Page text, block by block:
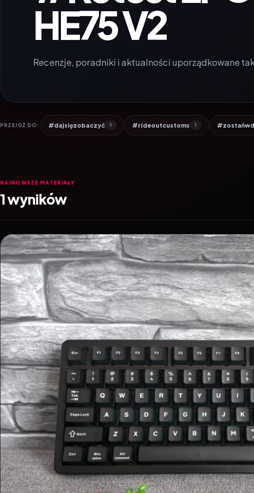
HE75 V2
Recenzje, poradniki i aktualności uporządkowane
PRZEJDŹ DO: #dajsięzobaczyć 1 #rideoutcustoms 1
NAJNOWSZE MATERIAŁY
1 wyników